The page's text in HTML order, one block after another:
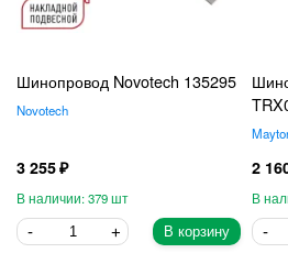
Шинопровод Novotech 135295
Novotech
3 255
379
В корзину
2